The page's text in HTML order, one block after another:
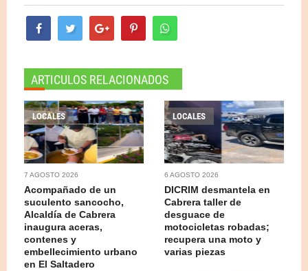
ARTICULOS RELACIONADOS
LOCALES
7 AGOSTO 2026
Acompañado de un
suculento sancocho,
Alcaldía de Cabrera
inaugura aceras,
contenes y
embellecimiento urbano
en El Saltadero
LOCALES
6 AGOSTO 2026
DICRIM desmantela en
Cabrera taller de
desguace de
motocicletas robadas;
recupera una moto y
varias piezas